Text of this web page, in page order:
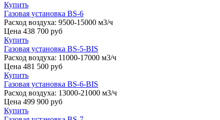
Купить
Газовая установка BS-6
Расход воздуха: 9500-15000 м3/ч
Цена 438 700 руб
Купить
Газовая установка BS-5-BIS
Расход воздуха: 11000-17000 м3/ч
Цена 481 500 руб
Купить
Газовая установка BS-6-BIS
Расход воздуха: 13000-21000 м3/ч
Цена 499 900 руб
Купить